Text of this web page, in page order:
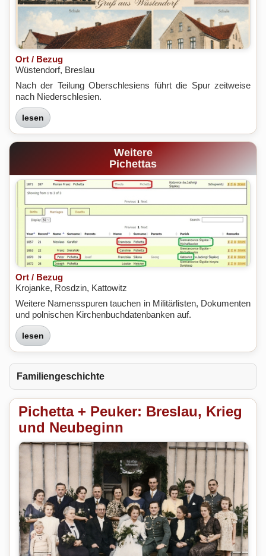
Ort / Bezug
Wüstendorf, Breslau
Nach der Teilung Oberschlesiens führt die Spur zeitweise
nach Niederschlesien.
lesen
Weitere
Pichettas
Ort / Bezug
Krojanke, Rosdzin, Kattowitz
Weitere Namensspuren tauchen in Militärlisten, Dokumenten
und polnischen Kirchenbuchdatenbanken auf.
lesen
Familiengeschichte
Pichetta + Peuker: Breslau, Krieg
und Neubeginn